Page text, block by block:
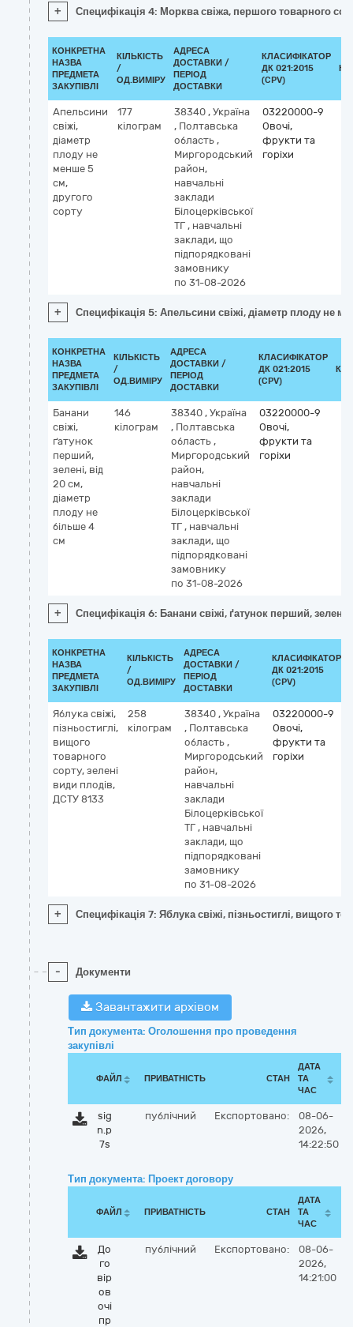
+ Специфікація 4: Морква свіжа, першого товарного
КОНКРЕТНА
НАЗВА
ПРЕДМЕТА
ЗАКУПІВЛІ
КІЛЬКІСТЬ
/
ОД.ВИМІРУ
АДРЕСА
ДОСТАВКИ /
ПЕРІОД
ДОСТАВКИ
КЛАСИФІКАТОР
ДК 021:2015
(CPV)
Апельсини
свіжі,
діаметр
плоду не
менше 5
см,
другого
сорту
177
кілограм
38340 , Україна
, Полтавська
область ,
Миргородський
район,
навчальні
заклади
Білоцерківської
ТГ , навчальні
заклади, що
підпорядковані
замовнику
по 31-08-2026
03220000-9
Овочі,
фрукти та
горіхи
+ Специфікація 5: Апельсини свіжі, діаметр плоду не
КОНКРЕТНА
НАЗВА
ПРЕДМЕТА
ЗАКУПІВЛІ
КІЛЬКІСТЬ
/
ОД.ВИМІРУ
АДРЕСА
ДОСТАВКИ /
ПЕРІОД
ДОСТАВКИ
КЛАСИФІКАТОР
ДК 021:2015
(CPV)
Банани
свіжі,
ґатунок
перший,
зелені, від
20 см,
діаметр
плоду не
більше 4
см
146
кілограм
38340 , Україна
, Полтавська
область ,
Миргородський
район,
навчальні
заклади
Білоцерківської
ТГ , навчальні
заклади, що
підпорядковані
замовнику
по 31-08-2026
03220000-9
Овочі,
фрукти та
горіхи
+ Специфікація 6: Банани свіжі, ґатунок перший,
КОНКРЕТНА
НАЗВА
ПРЕДМЕТА
ЗАКУПІВЛІ
КІЛЬКІСТЬ
/
ОД.ВИМІРУ
АДРЕСА
ДОСТАВКИ /
ПЕРІОД
ДОСТАВКИ
КЛАСИФІКАТОР
ДК 021:2015
(CPV)
Яблука свіжі,
пізньостиглі,
вищого
товарного
сорту, зелені
види плодів,
ДСТУ 8133
258
кілограм
38340 , Україна
, Полтавська
область ,
Миргородський
район,
навчальні
заклади
Білоцерківської
ТГ , навчальні
заклади, що
підпорядковані
замовнику
по 31-08-2026
03220000-9
Овочі,
фрукти та
горіхи
+ Специфікація 7: Яблука свіжі, пізньостиглі, вищого
- Документи
Завантажити архівом
Тип документа: Оголошення про проведення
закупівлі
ФАЙЛ ПРИВАТНІСТЬ СТАН
ДАТА
ТА
ЧАС
sig
n.p
7s
публічний Експортовано:
08-06-
2026,
14:22:50
Тип документа: Проект договору
ФАЙЛ ПРИВАТНІСТЬ СТАН
ДАТА
ТА
ЧАС
До
го
вір
ов
очі
пр
публічний Експортовано:
08-06-
2026,
14:21:00